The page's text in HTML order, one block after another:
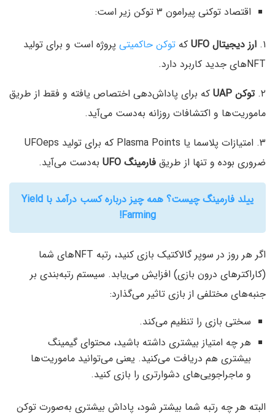
اقتصاد توکنی پیرامون ۳ توکن زیر است:
۱. ارز دیجیتال UFO که توکن حاکمیتی پروژه است و برای تولید
NFTهای جدید کاربرد دارد.
۲. توکن UAP
که برای پاداش‌دهی اختصاص یافته و فقط از طریق
ماموریت‌ها و اکتشافات روزانه به‌دست می‌آید.
۳. امتیازات پلاسما یا Plasma Points که برای تولید UFOeps
ضروری بوده و تنها از طریق فارمینگ UFO به‌دست می‌آید.
ییلد فارمینگ چیست؟ همه چیز درباره کسب درآمد با Yield
Farming!
اگر هر روز در سوپر گالاکتیک بازی کنید، رتبه NFTهای شما
(کاراکترهای درون بازی) افزایش می‌یابد. سیستم رتبه‌بندی بر
جنبه‌های مختلفی از بازی تاثیر می‌گذارد:
سختی بازی را تنظیم می‌کند.
هر چه امتیاز بیشتری داشته باشید، محتوای گیمینگ
بیشتری هم دریافت می‌کنید. یعنی می‌توانید ماموریت‌ها
و ماجراجویی‌های دشوارتری را بازی کنید.
البته هر چه رتبه شما بیشتر شود، پاداش بیشتری به‌صورت توکن